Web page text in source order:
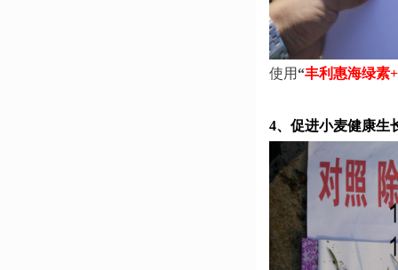
使用“丰利惠海绿素
4、促进小麦健康生